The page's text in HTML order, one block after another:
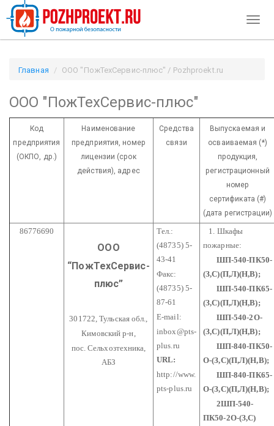
Главная ООО "ПожТехСервис-плюс" / Pozhproekt.ru
ООО "ПожТехСервис-плюс"
Код
предприятия
(ОКПО, др.)
Наименование
предприятия, номер
лицензии (срок
действия), адрес
Средства
связи
Выпускаемая и
осваиваемая (*)
продукция,
регистрационный
номер
сертификата (#)
(дата регистрации)
86776690
ООО
“ПожТехСервис-
плюс”
301722, Тульская обл.,
Кимовский р-н,
пос. Сельхозтехника,
АБЗ
Тел.:
(48735) 5-
43-41
Факс:
(48735) 5-
87-61
E-mail:
inbox@pts-
plus.ru
URL:
http://www.
pts-plus.ru
1. Шкафы
пожарные:
ШП-540-ПК50-
(З,С)(П,Л)(Н,В);
ШП-540-ПК65-
(З,С)(П,Л)(Н,В);
ШП-540-2О-
(З,С)(П,Л)(Н,В);
ШП-840-ПК50-
О-(З,С)(П,Л)(Н,В);
ШП-840-ПК65-
О-(З,С)(П,Л)(Н,В);
2ШП-540-
ПК50-2О-(З,С)